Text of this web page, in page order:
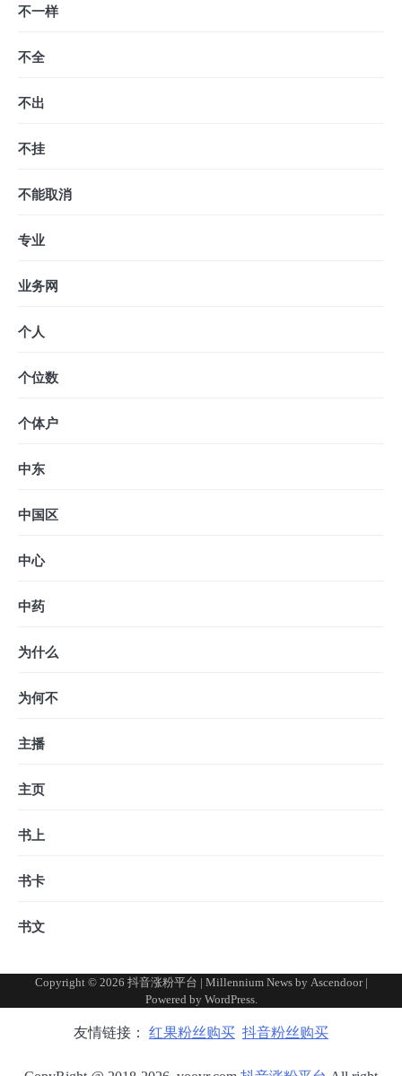
不一样
不全
不出
不挂
不能取消
专业
业务网
个人
个位数
个体户
中东
中国区
中心
中药
为什么
为何不
主播
主页
书上
书卡
书文
Copyright © 2026 抖音涨粉平台 | Millennium News by Ascendoor|
Powered by WordPress.
友情链接： 红果粉丝购买 抖音粉丝购买